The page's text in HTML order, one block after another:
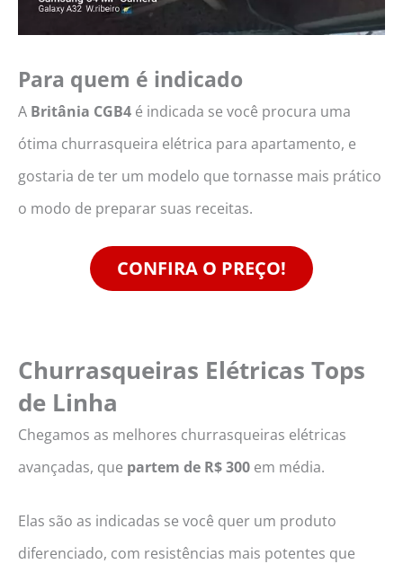
Para quem é indicado
A Britânia CGB4 é indicada se você procura uma
ótima churrasqueira elétrica para apartamento, e
gostaria de ter um modelo que tornasse mais prático
o modo de preparar suas receitas.
CONFIRA O PREÇO!
Churrasqueiras Elétricas Tops
de Linha
Chegamos as melhores churrasqueiras elétricas
avançadas, que partem de R$ 300 em média.
Elas são as indicadas se você quer um produto
diferenciado, com resistências mais potentes que